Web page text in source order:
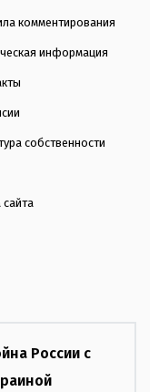
комментирования
информация
собственности
сайта
России с